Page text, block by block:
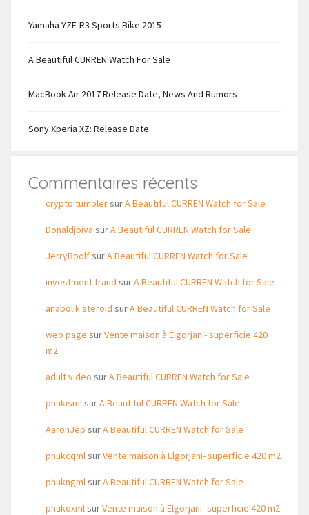
Yamaha YZF-R3 Sports Bike 2015
A Beautiful CURREN Watch For Sale
MacBook Air 2017 Release Date, News And Rumors
Sony Xperia XZ: Release Date
Commentaires récents
crypto tumblersurA Beautiful CURREN Watch for Sale
Donaldjoiva surA Beautiful CURREN Watch for Sale
JerryBoolfsurA Beautiful CURREN Watch for Sale
investment fraud surA Beautiful CURREN Watch for Sale
anabolik steroid surA Beautiful CURREN Watch for Sale
web page surVente maison à Elgorjani- superficie 420
m2
adult video surA Beautiful CURREN Watch for Sale
phukismlsurA Beautiful CURREN Watch for Sale
AaronJep surA Beautiful CURREN Watch for Sale
phukcqmlsurVente maison à Elgorjani- superficie 420 m2
phukngmlsurA Beautiful CURREN Watch for Sale
phukoxmlsurVente maison à Elgorjani- superficie 420 m2